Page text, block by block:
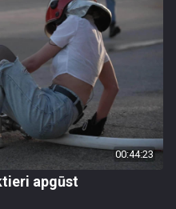
00:44:23
apgūst